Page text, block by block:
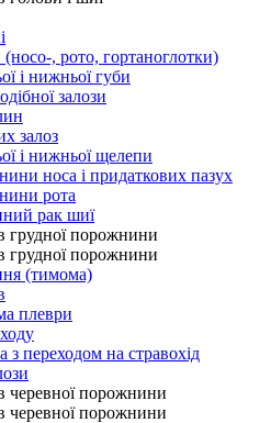
(носо-, рото, гортаноглотки)
і нижньої губи
залози
залоз
і нижньої щелепи
носа і придаткових пазух
рота
рак шиї
грудної порожнини
грудної порожнини
(тимома)
плеври
з переходом на стравохід
черевної порожнини
черевної порожнини